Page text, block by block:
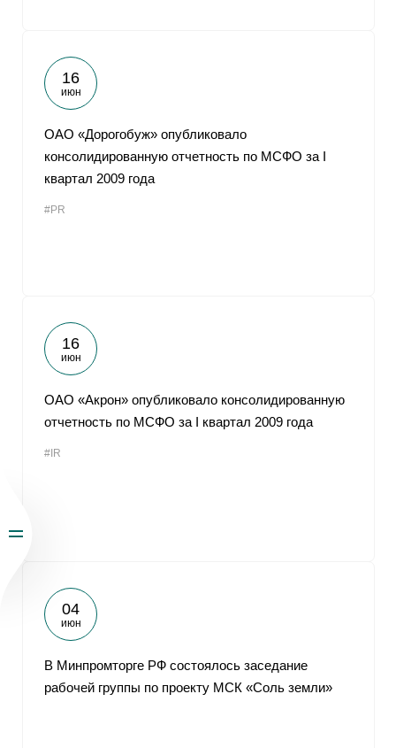
16
июн
ОАО «Дорогобуж» опубликовало
консолидированную отчетность по МСФО за I
квартал 2009 года
#PR
16
июн
ОАО «Акрон» опубликовало консолидированную
отчетность по МСФО за I квартал 2009 года
#IR
04
июн
В Минпромторге РФ состоялось заседание
рабочей группы по проекту МСК «Соль земли»